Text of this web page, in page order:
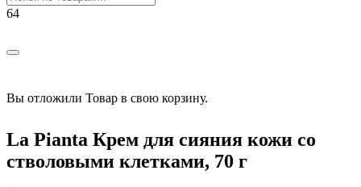
Вы отложили Товар в свою корзину.
La Pianta Крем для сияния кожи со
стволовыми клетками, 70 г
РАСПРОДАЖА!